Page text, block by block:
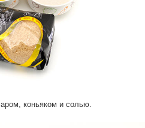
коньяком и солью.